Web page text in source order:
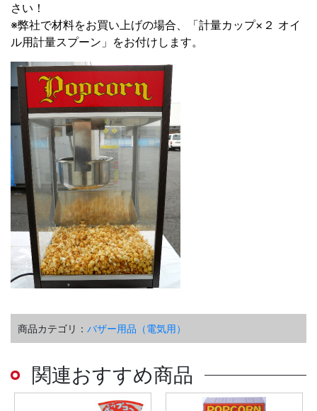
さい！
※弊社で材料をお買い上げの場合、「計量カップ×２ オイ
ル用計量スプーン」をお付けします。
商品カテゴリ： バザー用品（電気用）
関連おすすめ商品